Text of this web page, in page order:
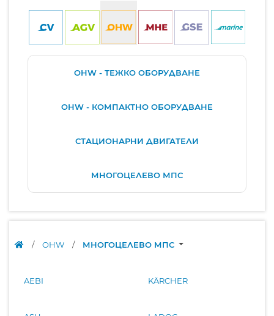
OHW - ТЕЖКО ОБОРУДВАНЕ
OHW - КОМПАКТНО ОБОРУДВАНЕ
СТАЦИОНАРНИ ДВИГАТЕЛИ
МНОГОЦЕЛЕВО МПС
/ OHW / МНОГОЦЕЛЕВО МПС
AEBI KÄRCHER